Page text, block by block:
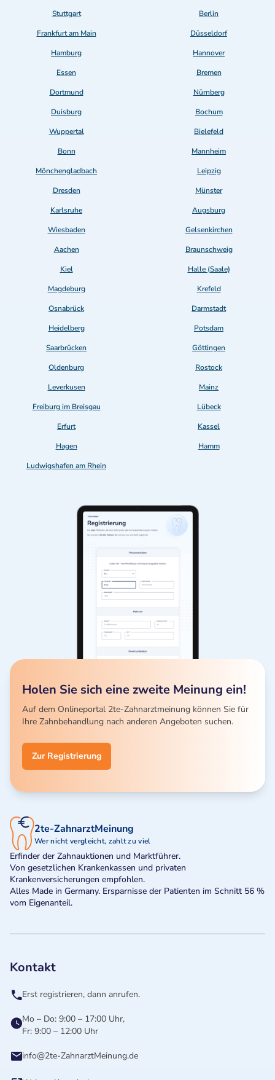
Stuttgart
Berlin
Frankfurt am Main
Düsseldorf
Hamburg
Hannover
Essen
Bremen
Dortmund
Nürnberg
Duisburg
Bochum
Wuppertal
Bielefeld
Bonn
Mannheim
Mönchengladbach
Leipzig
Dresden
Münster
Karlsruhe
Augsburg
Wiesbaden
Gelsenkirchen
Aachen
Braunschweig
Kiel
Halle (Saale)
Magdeburg
Krefeld
Osnabrück
Darmstadt
Heidelberg
Potsdam
Saarbrücken
Göttingen
Oldenburg
Rostock
Leverkusen
Mainz
Freiburg im Breisgau
Lübeck
Erfurt
Kassel
Hagen
Hamm
Ludwigshafen am Rhein
Holen Sie sich eine zweite Meinung ein!
Auf dem Onlineportal 2te-Zahnarztmeinung können Sie für
Ihre Zahnbehandlung nach anderen Angeboten suchen.
Zur Registrierung
2te-ZahnarztMeinung
Wer nicht vergleicht, zahlt zu viel
Erfinder der Zahnauktionen und Marktführer.
Von gesetzlichen Krankenkassen und privaten
Krankenversicherungen empfohlen.
Alles Made in Germany. Ersparnisse der Patienten im Schnitt 56 %
vom Eigenanteil.
Kontakt
Erst registrieren, dann anrufen.
Mo – Do: 9:00 – 17:00 Uhr,
Fr: 9:00 – 12:00 Uhr
info@2te-ZahnarztMeinung.de